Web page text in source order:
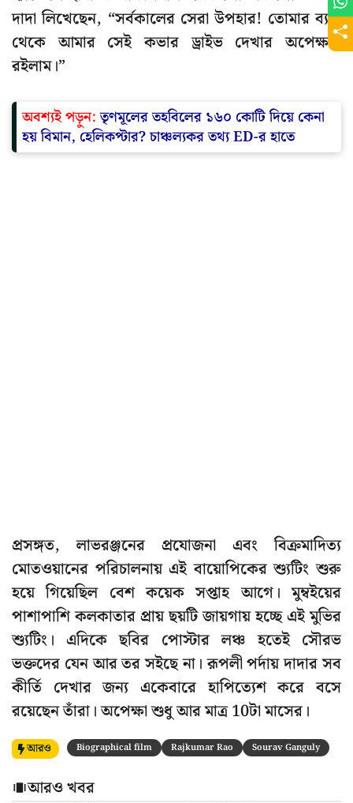
দাদা লিখেছেন, “সর্বকালের সেরা উপহার! তোমার ব্যাট
থেকে আমার সেই কভার ড্রাইভ দেখার অপেক্ষায়
রইলাম।”
অবশ্যই পড়ুন:তৃণমূলের তহবিলের ১৬০ কোটি দিয়ে কেনা
হয় বিমান, হেলিকপ্টার? চাঞ্চল্যকর তথ্য ED-র হাতে
প্রসঙ্গত, লাভরঞ্জনের প্রযোজনা এবং বিক্রমাদিত্য
মোতওয়ানের পরিচালনায় এই বায়োপিকের শ্যুটিং শুরু
হয়ে গিয়েছিল বেশ কয়েক সপ্তাহ আগে। মুম্বইয়ের
পাশাপাশি কলকাতার প্রায় ছয়টি জায়গায় হচ্ছে এই মুভির
শ্যুটিং। এদিকে ছবির পোস্টার লঞ্চ হতেই সৌরভ
ভক্তদের যেন আর তর সইছে না। রূপলী পর্দায় দাদার সব
কীর্তি দেখার জন্য একেবারে হাপিত্যেশ করে বসে
রয়েছেন তাঁরা। অপেক্ষা শুধু আর মাত্র 10টা মাসের।
আরও Biographical film Rajkumar Rao Sourav Ganguly
আরও খবর